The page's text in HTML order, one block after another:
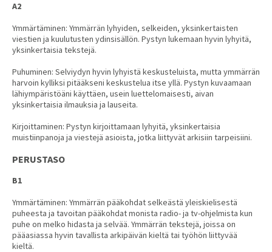
A2
Ymmärtäminen: Ymmärrän lyhyiden, selkeiden, yksinkertaisten
viestien ja kuulutusten ydinsisällön. Pystyn lukemaan hyvin lyhyitä,
yksinkertaisia tekstejä.
Puhuminen: Selviydyn hyvin lyhyistä keskusteluista, mutta ymmärrän
harvoin kylliksi pitääkseni keskustelua itse yllä. Pystyn kuvaamaan
lähiympäristöäni käyttäen, usein luettelomaisesti, aivan
yksinkertaisia ilmauksia ja lauseita.
Kirjoittaminen: Pystyn kirjoittamaan lyhyitä, yksinkertaisia
muistiinpanoja ja viestejä asioista, jotka liittyvät arkisiin tarpeisiini.
PERUSTASO
B1
Ymmärtäminen: Ymmärrän pääkohdat selkeästä yleiskielisestä
puheesta ja tavoitan pääkohdat monista radio- ja tv-ohjelmista kun
puhe on melko hidasta ja selvää. Ymmärrän tekstejä, joissa on
pääasiassa hyvin tavallista arkipäivän kieltä tai työhön liittyvää
kieltä.